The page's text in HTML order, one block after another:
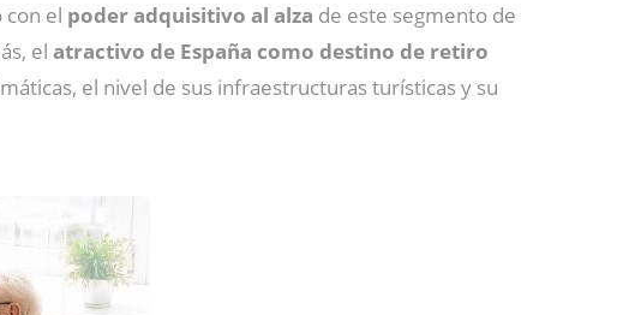
el poder adquisitivo al alza de este segmento de
el atractivo de España como destino de retiro
el nivel de sus infraestructuras turísticas y su